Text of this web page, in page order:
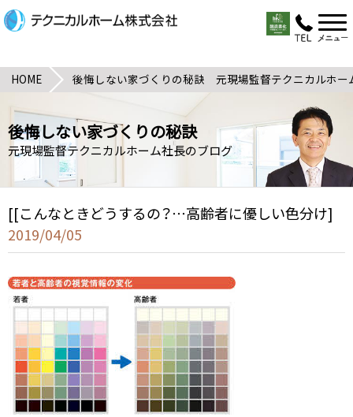
HOME 後悔しない家づくりの秘訣 元現場監督テクニカルホー
後悔しない家づくりの秘訣
元現場監督テクニカルホーム社長のブログ
[[こんなときどうするの？…高齢者に優しい色分け]
2019/04/05